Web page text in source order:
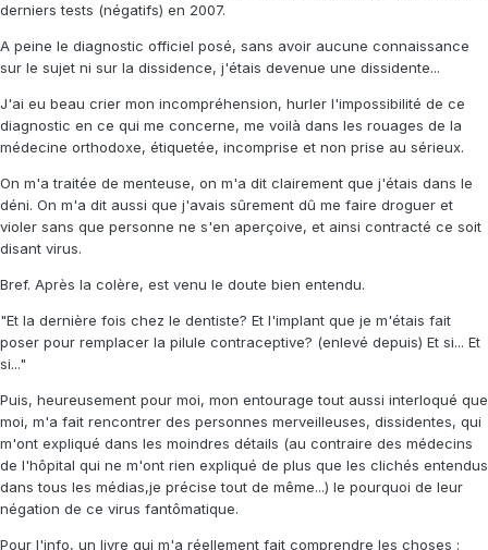
derniers tests (négatifs) en 2007.
A peine le diagnostic officiel posé, sans avoir aucune connaissance
sur le sujet ni sur la dissidence, j'étais devenue une dissidente...
J'ai eu beau crier mon incompréhension, hurler l'impossibilité de ce
diagnostic en ce qui me concerne, me voilà dans les rouages de la
médecine orthodoxe, étiquetée, incomprise et non prise au sérieux.
On m'a traitée de menteuse, on m'a dit clairement que j'étais dans le
déni. On m'a dit aussi que j'avais sûrement dû me faire droguer et
violer sans que personne ne s'en aperçoive, et ainsi contracté ce soit
disant virus.
Bref. Après la colère, est venu le doute bien entendu.
"Et la dernière fois chez le dentiste? Et l'implant que je m'étais fait
poser pour remplacer la pilule contraceptive? (enlevé depuis) Et si... Et
si..."
Puis, heureusement pour moi, mon entourage tout aussi interloqué que
moi, m'a fait rencontrer des personnes merveilleuses, dissidentes, qui
m'ont expliqué dans les moindres détails (au contraire des médecins
de l'hôpital qui ne m'ont rien expliqué de plus que les clichés entendus
dans tous les médias,je précise tout de même...) le pourquoi de leur
négation de ce virus fantômatique.
Pour l'info, un livre qui m'a réellement fait comprendre les choses :